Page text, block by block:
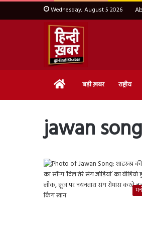
Wednesday, August 5 2026
Home बड़ी ख़बर राष्ट्रीय
jawan